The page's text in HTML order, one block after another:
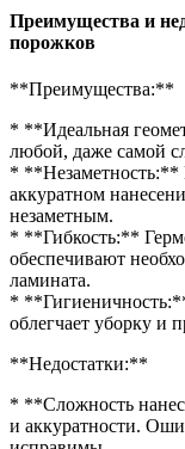
Преимущества и
порожков
**Преимущества:**
* **Идеальная
любой, даже самой
* **Незаметность:**
аккуратном
незаметным.
* **Гибкость:**
обеспечивают
ламината.
*
облегчает уборку и
**Недостатки:**
* **Сложность
и аккуратности.